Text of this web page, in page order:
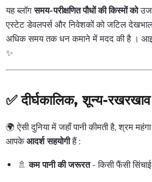
यह ब्लॉग समय-परीक्षणित पौधों की किस्मों को
एस्टेट डेवलपर्स और निवेशकों को जटिल देखभाल
अधिक समय तक धन कमाने में मदद की है ।
✨
✅ दीर्घकालिक, शून्य-
🌍 ऐसी दुनिया में जहाँ पानी कीमती है, श्रम
आपके आदर्श सहयोगीहैं :
🚿 कम पानी की जरूरत - किसी फैंसी